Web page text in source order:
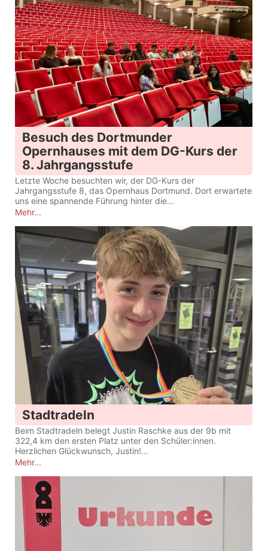
Besuch des Dortmunder
Opernhauses mit dem DG-Kurs der
8. Jahrgangsstufe
Letzte Woche besuchten wir, der DG-Kurs der
Jahrgangsstufe 8, das Opernhaus Dortmund. Dort erwartete
uns eine spannende Führung hinter die...
Mehr...
Stadtradeln
Beim Stadtradeln belegt Justin Raschke aus der 9b mit
322,4 km den ersten Platz unter den Schüler:innen.
Herzlichen Glückwunsch, Justin!...
Mehr...